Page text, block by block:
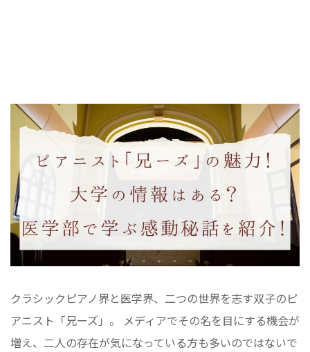
クラシックピアノ界と医学界、二つの世界を志す双子のピ
アニスト「兄ーズ」。 メディアでその名を目にする機会が
増え、二人の存在が気になっている方も多いのではないで